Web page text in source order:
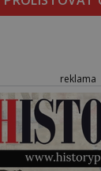
reklama